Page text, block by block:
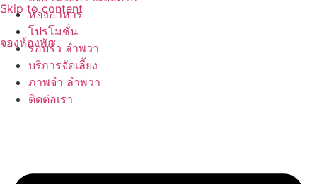
Skip to content
จองห้องพัก
ห้องอาหาร
โปรโมชั่น
รอบรั้ว ลำพวา
บริการจัดเลี้ยง
ภาพจำ ลำพวา
ติดต่อเรา